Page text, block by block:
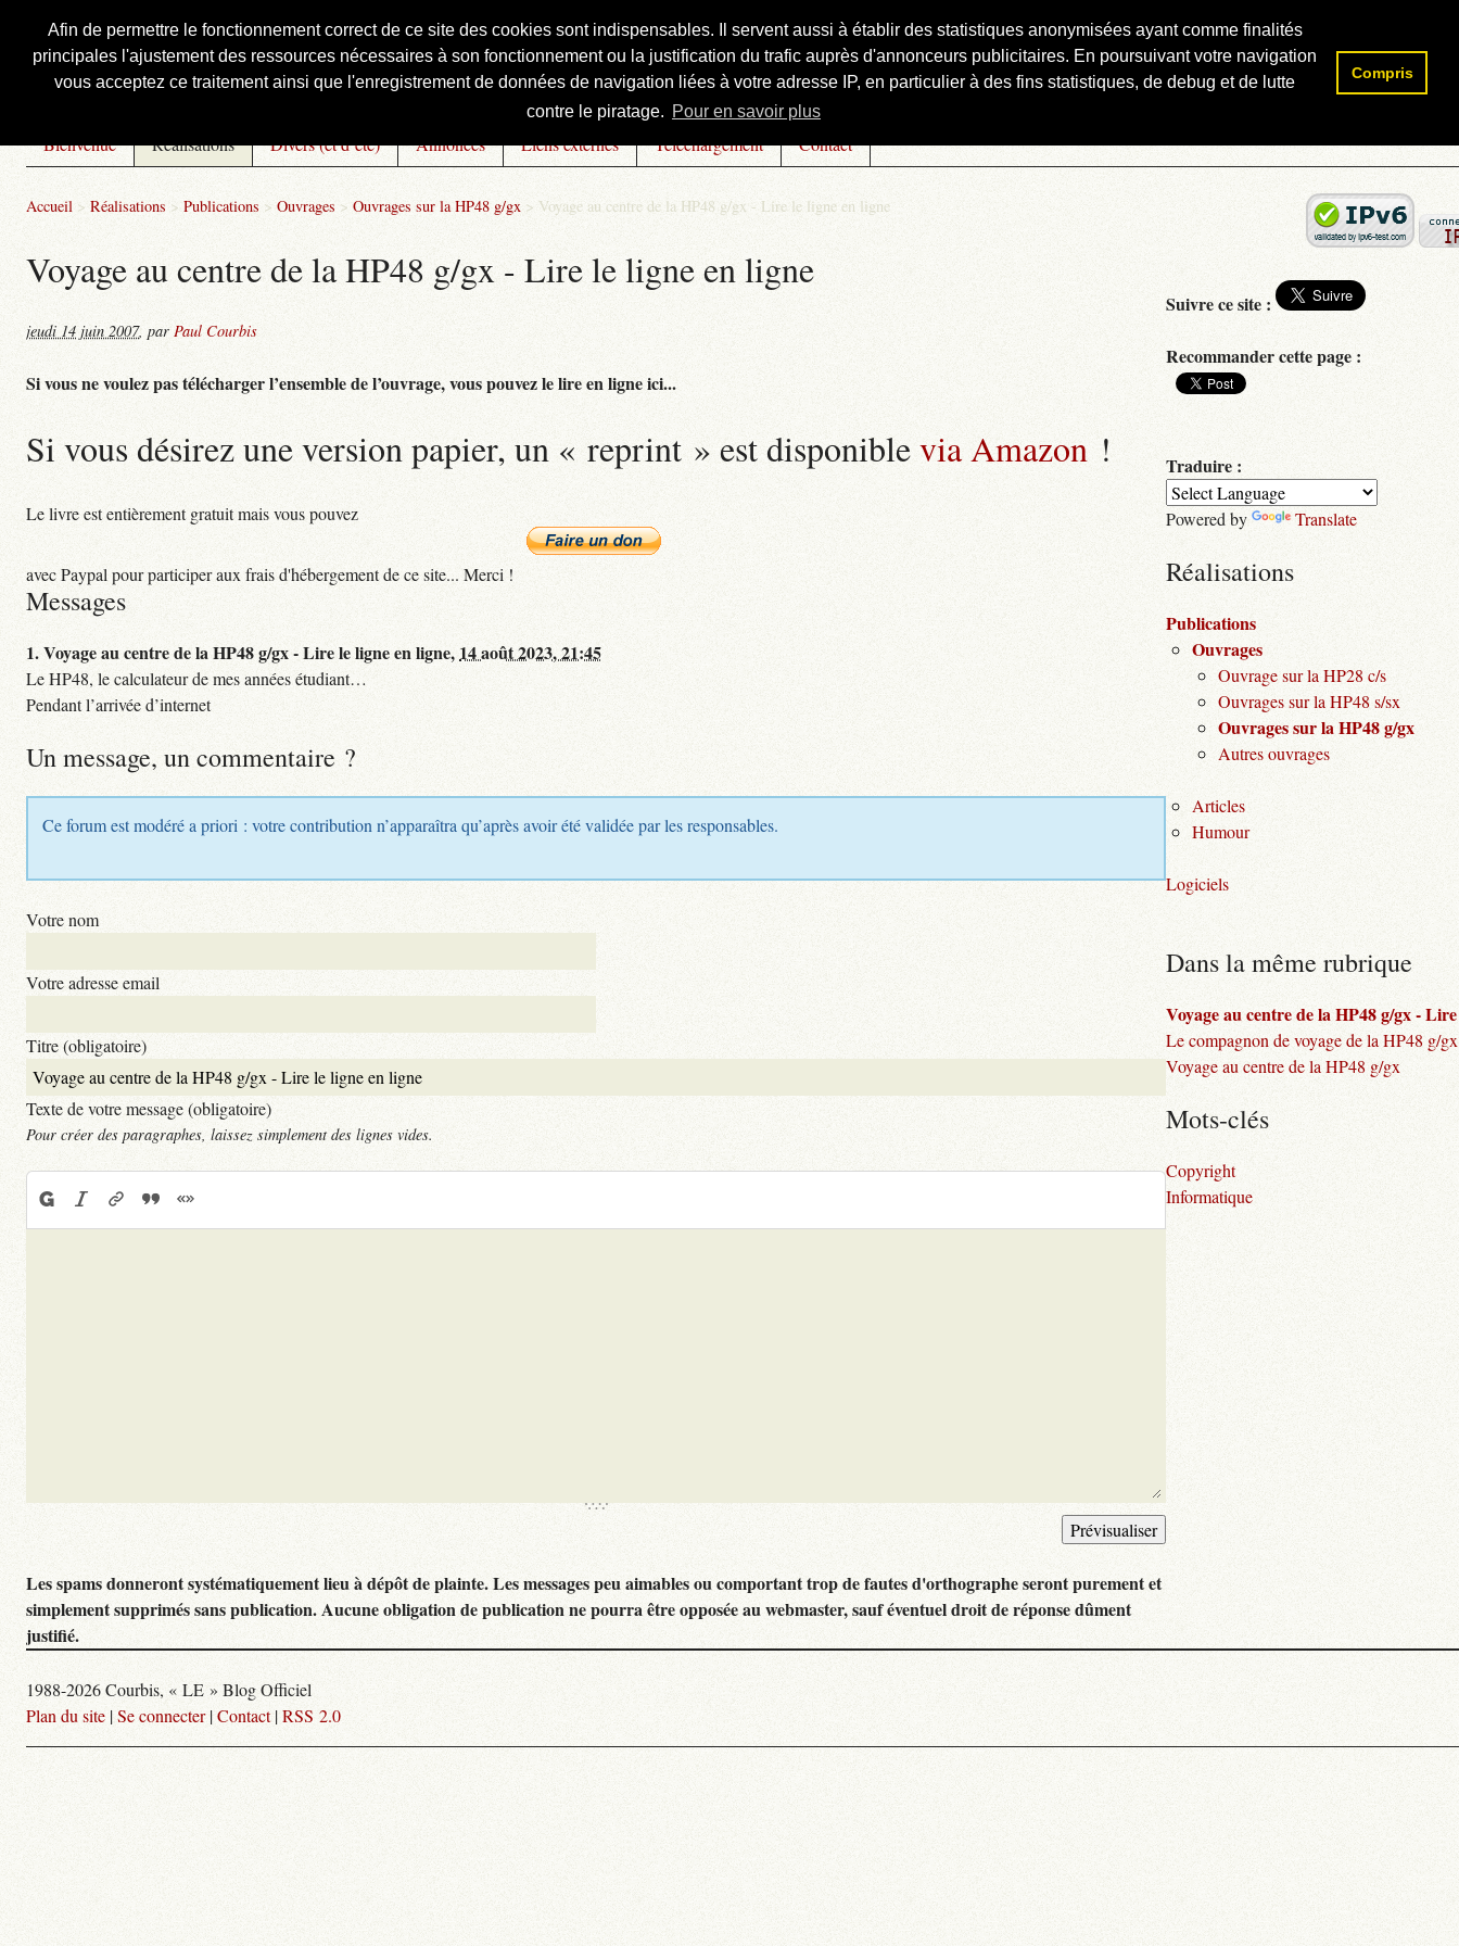
Afin de permettre le fonctionnement correct de ce site des cookies sont indispensables. Il servent aussi à établir des statistiques anonymisées ayant comme finalités
principales l'ajustement des ressources nécessaires à son fonctionnement ou la justification du trafic auprès d'annonceurs publicitaires. En poursuivant votre navigation
vous acceptez ce traitement ainsi que l'enregistrement de données de navigation liées à votre adresse IP, en particulier à des fins statistiques, de debug et de lutte
contre le piratage. Pour en savoir plus
Compris
Courbis, « LE » Blog Officiel
Bienvenue Réalisations Divers (et d’été) Annonces Liens externes Téléchargement Contact
Accueil > Réalisations > Publications > Ouvrages > Ouvrages sur la HP48 g/gx > Voyage au centre de la HP48 g/gx - Lire le ligne en ligne
Voyage au centre de la HP48 g/gx - Lire le ligne en ligne
jeudi 14 juin 2007, par Paul Courbis
Si vous ne voulez pas télécharger l’ensemble de l’ouvrage, vous pouvez le lire en ligne ici...
Si vous désirez une version papier, un « reprint » est disponiblevia Amazon !
Le livre est entièrement gratuit mais vous pouvez
avec Paypal pour participer aux frais d'hébergement de ce site... Merci !
Messages
1.Voyage au centre de la HP48 g/gx - Lire le ligne en ligne, 14 août 2023, 21:45
Le HP48, le calculateur de mes années étudiant…
Pendant l’arrivée d’internet
Un message, un commentaire ?
Ce forum est modéré a priori : votre contribution n’apparaîtra qu’après avoir été validée par les responsables.
Votre nom
Votre adresse email
Titre (obligatoire)
Texte de votre message (obligatoire)
Pour créer des paragraphes, laissez simplement des lignes vides.
Les spams donneront systématiquement lieu à dépôt de plainte. Les messages peu aimables ou comportant trop de fautes d'orthographe seront purement et
simplement supprimés sans publication. Aucune obligation de publication ne pourra être opposée au webmaster, sauf éventuel droit de réponse dûment
justifié.
Rechercher :
Suivre ce site :
Recommander cette page :
Traduire :
Powered by Translate
Réalisations
Publications
Ouvrages
Ouvrage sur la HP28 c/s
Ouvrages sur la HP48 s/sx
Ouvrages sur la HP48 g/gx
Autres ouvrages
Articles
Humour
Logiciels
Dans la même rubrique
Voyage au centre de la HP48 g/gx -
Le compagnon de voyage de la HP48 g/gx
Voyage au centre de la HP48 g/gx
Mots-clés
Copyright
Informatique
1988-2026 Courbis, « LE » Blog Officiel
Plan du site |Se connecter|Contact|RSS 2.0